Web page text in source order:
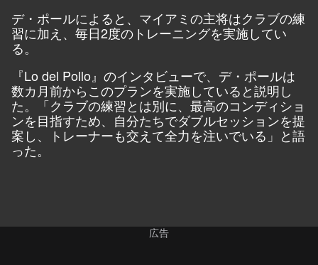
デ・ポールによると、マイアミの主将はクラブの練
習に加え、毎日2度のトレーニングを実施してい
る。
『Lo del Pollo 』のインタビューで、デ・ポールは
数カ月前からこのプランを実施していると説明し
た。「クラブの練習とは別に、最高のコンディショ
ンを目指すため、自分たちでダブルセッションを提
案し、トレーナーも交えて全力を注いでいる」と語
った。
広告